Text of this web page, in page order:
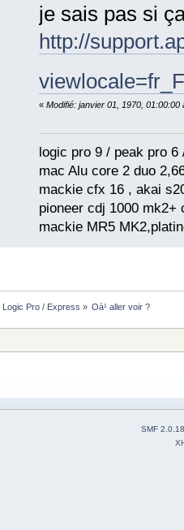
je sais pas si
http://
« Modifié: janvier 01, 1970, 01:00:00
logic pro 9 / peak pro
mac Alu core 2 duo
mackie cfx 16 , akai
pioneer cdj 1000
mackie MR5
Logic Pro / Express » Oà¹ aller voir ?
SMF 2.0.18